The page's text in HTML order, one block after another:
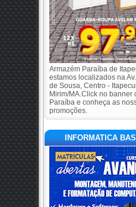
Armazém Paraíba de
estamos localizados na
de Sousa, Centro -
Mirim/MA.Click no banner
Paraíba e conheça as
promoções.
INFORMATICA